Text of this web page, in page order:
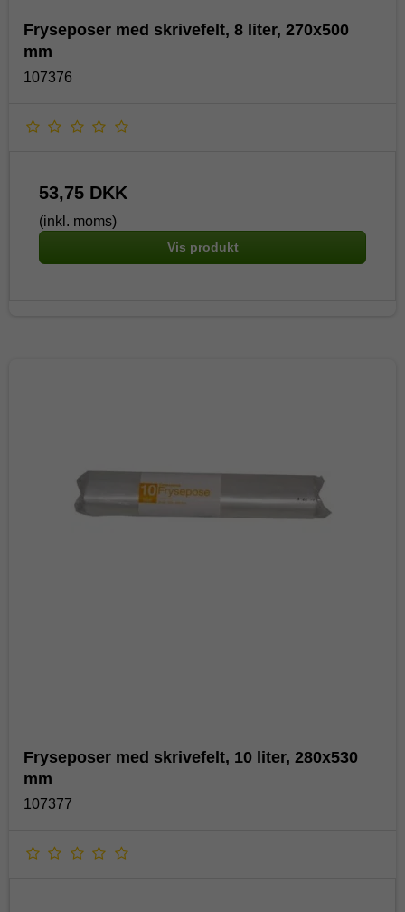
Fryseposer med skrivefelt, 8 liter, 270x500
mm
107376
53,75 DKK
(inkl. moms)
Vis produkt
Fryseposer med skrivefelt, 10 liter, 280x530
mm
107377